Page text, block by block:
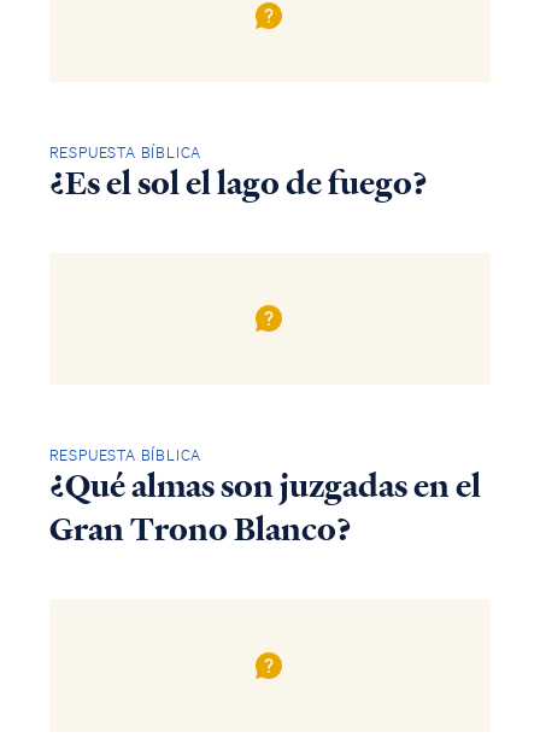
RESPUESTA BÍBLICA
¿Es el sol el lago de fuego?
RESPUESTA BÍBLICA
¿Qué almas son juzgadas en el
Gran Trono Blanco?